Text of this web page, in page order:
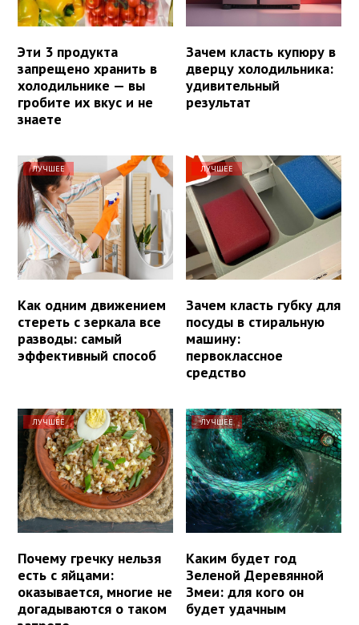
Эти 3 продукта
запрещено хранить в
холодильнике — вы
гробите их вкус и не
знаете
Зачем класть купюру в
дверцу холодильника:
удивительный
результат
ЛУЧШЕЕ
Как одним движением
стереть с зеркала все
разводы: самый
эффективный способ
ЛУЧШЕЕ
Зачем класть губку для
посуды в стиральную
машину:
первоклассное
средство
ЛУЧШЕЕ
Почему гречку нельзя
есть с яйцами:
оказывается, многие не
догадываются о таком
ЛУЧШЕЕ
Каким будет год
Зеленой Деревянной
Змеи: для кого он
будет удачным